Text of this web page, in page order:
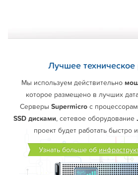
Лучшее
Мы используем действительно
которое размещено в лучших
Серверы Supermicro с
SSD дисками, сетевое оборудование
проект будет работать быстро
Узнать больше об